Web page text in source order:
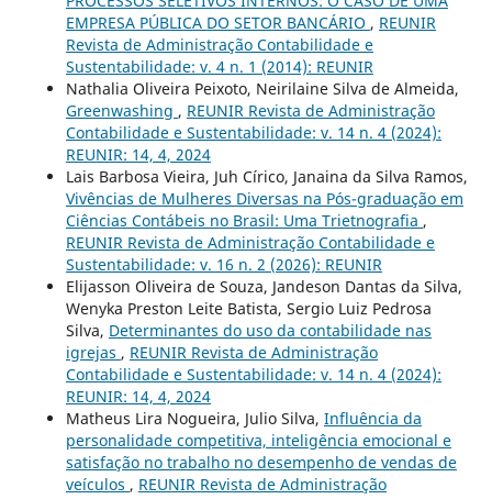
EMPRESA PÚBLICA DO SETOR BANCÁRIO , REUNIR
Revista de Administração Contabilidade e
Sustentabilidade: v. 4 n. 1 (2014): REUNIR
Nathalia Oliveira Peixoto, Neirilaine Silva de Almeida,
Greenwashing , REUNIR Revista de Administração
Contabilidade e Sustentabilidade: v. 14 n. 4 (2024):
REUNIR: 14, 4, 2024
Lais Barbosa Vieira, Juh Círico, Janaina da Silva Ramos,
Vivências de Mulheres Diversas na Pós-graduação em
Ciências Contábeis no Brasil: Uma Trietnografia ,
REUNIR Revista de Administração Contabilidade e
Sustentabilidade: v. 16 n. 2 (2026): REUNIR
Elijasson Oliveira de Souza, Jandeson Dantas da Silva,
Wenyka Preston Leite Batista, Sergio Luiz Pedrosa
Silva, Determinantes do uso da contabilidade nas
igrejas , REUNIR Revista de Administração
Contabilidade e Sustentabilidade: v. 14 n. 4 (2024):
REUNIR: 14, 4, 2024
Matheus Lira Nogueira, Julio Silva, Influência da
personalidade competitiva, inteligência emocional e
satisfação no trabalho no desempenho de vendas de
veículos , REUNIR Revista de Administração